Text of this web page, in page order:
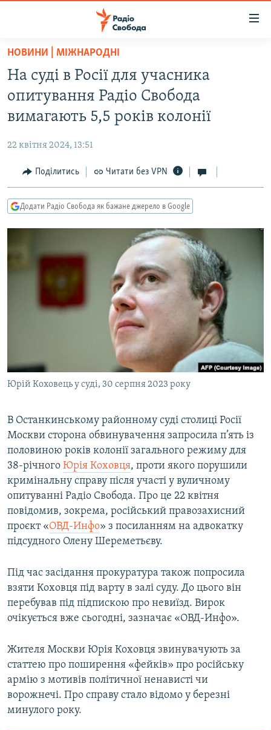
Перейти
основного
матеріалу
до
основної
Перейти
до
пошуку
ВСЕ ЗА ДОБУ
СУСПІЛЬСТВО
РОСІЙСЬКА «ФІЛЬТРАЦІЯ»
ДОНБАС.РЕАЛІЇ
ТИ ЯК?
КИТАЙ.ВИКЛИКИ
МУЛЬТИМЕДІА
ФОТО
КРИМ РЕАЛІЇ
УКР
КТАТ
ДОЛУЧАЙСЯ!
НОВИНИ | МІЖНАРОДНІ
На суді в Росії для учасника
опитування Радіо Свобода
вимагають 5,5 років колонії
22 квітня 2024, 13:51
Поділитись Читати без VPN
Додати Радіо Свобода як бажане джерело в Google
Юрій Коховець у суді, 30 серпня 2023 року
В Останкинському районному суді столиці Росії
Москви сторона обвинувачення запросила п’ять із
половиною років колонії загального режиму для
38-річного Юрія Коховця, проти якого порушили
кримінальну справу після участі у вуличному
опитуванні Радіо Свобода. Про це 22 квітня
повідомив, зокрема, російський правозахисний
проєкт «ОВД-Инфо» з посиланням на адвокатку
підсудного Олену Шереметьєву.
Під час засідання прокуратура також попросила
взяти Коховця під варту в залі суду. До цього він
перебував під підпискою про невиїзд. Вирок
очікується вже сьогодні, зазначає «ОВД-Инфо».
Жителя Москви Юрія Коховця звинувачують за
статтею про поширення «фейків» про російську
армію з мотивів політичної ненависті чи
ворожнечі. Про справу стало відомо у березні
минулого року.